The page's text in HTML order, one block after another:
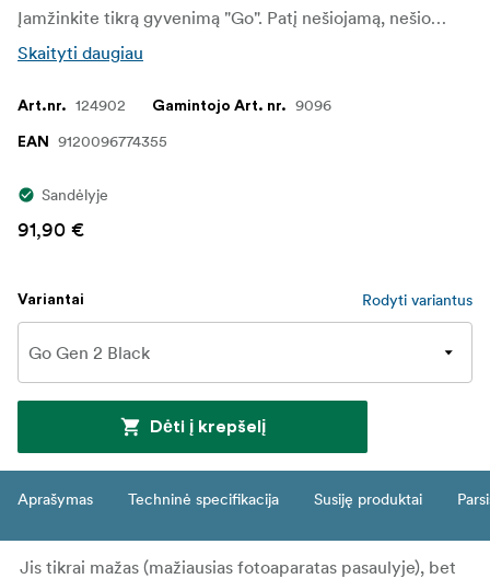
Įamžinkite tikrą gyvenimą "Go". Patį nešiojamą, nešiojamą, bet kur pasiimamą "Polaroid Go Generation 2" momentinį fotoaparatą patobulino didelis diafragmos diapazonas, tikslus šviesos jutiklis ir tikslios ekspozicijos nustatymai, kad nuotraukos būtų dar geresnės.
Skaityti daugiau
Art.nr. 124902 Gamintojo Art. nr. 9096
EAN 9120096774355
Sandėlyje
91,90 €
Variantai Rodyti variantus
Dėti į krepšelį
Aprašymas Techninė specifikacija Susiję produktai
Jis tikrai mažas (mažiausias fotoaparatas pasaulyje), bet